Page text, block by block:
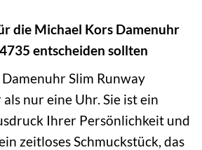
die Michael Kors Damenuhr
entscheiden sollten
Slim Runway
nur eine Uhr. Sie ist ein
Ihrer Persönlichkeit und
zeitloses Schmuckstück, das